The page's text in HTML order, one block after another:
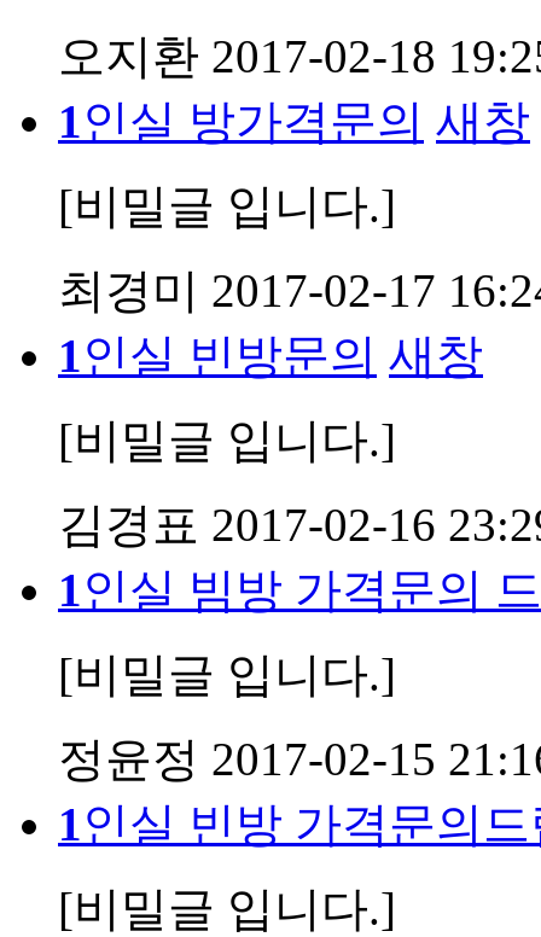
오지환 2017-02-18
1인실 방가격문의 새창
[비밀글 입니다.]
최경미 2017-02-17
1인실 빈방문의 새창
[비밀글 입니다.]
김경표 2017-02-16
1인실 빔방 가격문의
[비밀글 입니다.]
정윤정 2017-02-15
1인실 빈방 가격문의
[비밀글 입니다.]